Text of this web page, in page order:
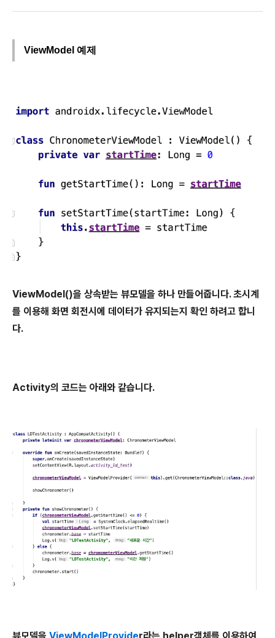
ViewModel 예제
ViewModel()을 상속받는 뷰모델을 하나 만들어줍니다. 초시계
를 이용해 화면 회전시에 데이터가 유지되는지 확인 하려고 합니
다.
Activity의 코드는 아래와 같습니다.